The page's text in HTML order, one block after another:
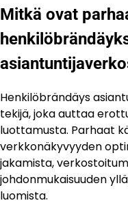
Mitkä ovat
Henkilöbrändäys
tekijä, joka auttaa
luottamusta. Parhaat
verkkonäkyvyyden
jakamista,
johdonmukaisuuden
luomista.